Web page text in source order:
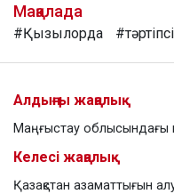
Мақалада
#Қызылорда
Алдыңғы жаңалық
Маңғыстау облысындағы
Келесі жаңалық
Қазақстан азаматтығын